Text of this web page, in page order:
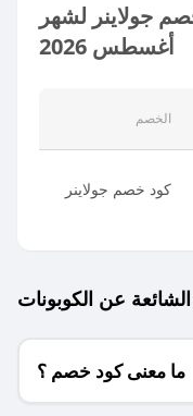
جولاينر لشهر
أغسطس 2026
الخصم
كود خصم جولاينر
الشائعة عن الكوبونات
ما معنى كود خصم ؟